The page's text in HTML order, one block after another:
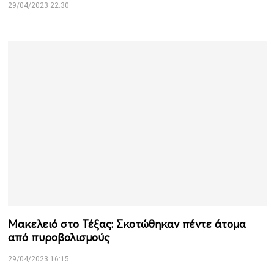
29/04/2023 22:30
Μακελειό στο Τέξας: Σκοτώθηκαν πέντε άτομα
από πυροβολισμούς
29/04/2023 16:15